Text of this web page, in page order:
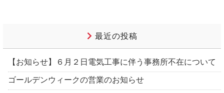
最近の投稿
【お知らせ】６月２日電気工事に伴う事務所不在について
ゴールデンウィークの営業のお知らせ